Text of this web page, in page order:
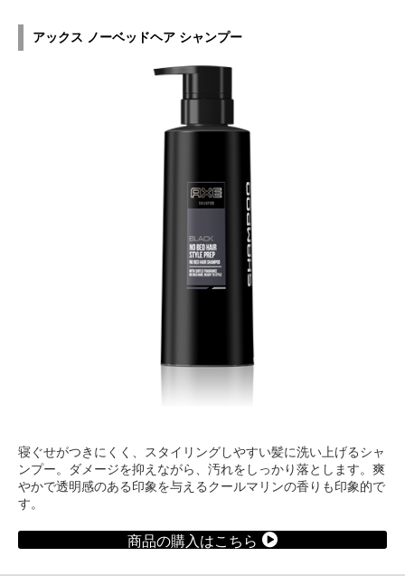
アックス ノーベッドヘア シャンプー
寝ぐせがつきにくく、スタイリングしやすい髪に洗い上げるシャ
ンプー。ダメージを抑えながら、汚れをしっかり落とします。爽
やかで透明感のある印象を与えるクールマリンの香りも印象的で
す。
商品の購入はこちら